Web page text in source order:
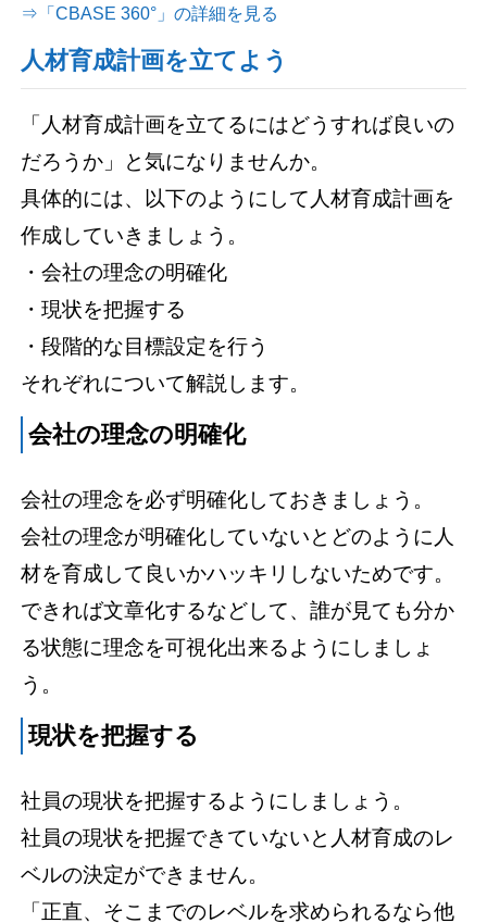
⇒「CBASE 360°」の詳細を見る
人材育成計画を立てよう
「人材育成計画を立てるにはどうすれば良いの
だろうか」と気になりませんか。
具体的には、以下のようにして人材育成計画を
作成していきましょう。
・会社の理念の明確化
・現状を把握する
・段階的な目標設定を行う
それぞれについて解説します。
会社の理念の明確化
会社の理念を必ず明確化しておきましょう。
会社の理念が明確化していないとどのように人
材を育成して良いかハッキリしないためです。
できれば文章化するなどして、誰が見ても分か
る状態に理念を可視化出来るようにしましょ
う。
現状を把握する
社員の現状を把握するようにしましょう。
社員の現状を把握できていないと人材育成のレ
ベルの決定ができません。
「正直、そこまでのレベルを求められるなら他